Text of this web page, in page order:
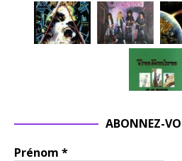
ABONNEZ-
Prénom *